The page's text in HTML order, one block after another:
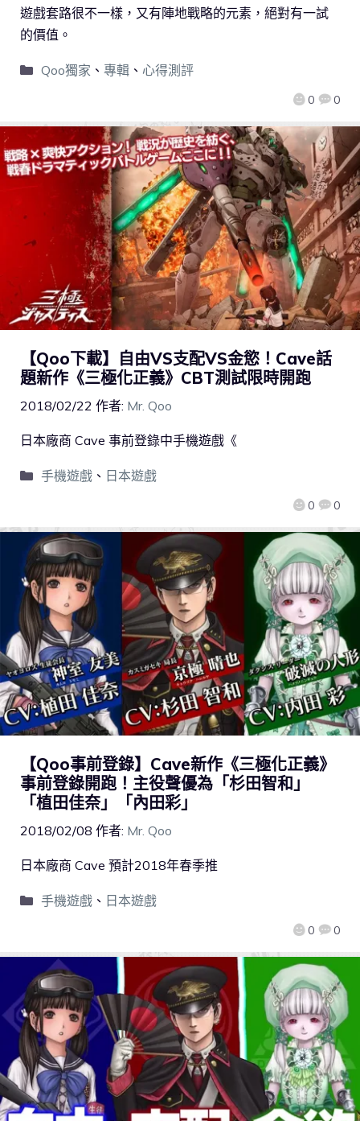
0 0
遊戲套路很不一樣，又有陣地戰略的元素，絕對有一試
的價值。
Qoo獨家 、 專輯、 心得測評
【Qoo下載】自由VS支配VS金慾！Cave話
題新作《三極化正義》CBT測試限時開跑
2018/02/22 作者: Mr. Qoo
0 0
日本廠商 Cave 事前登錄中手機遊戲《
手機遊戲、 日本遊戲
【Qoo事前登錄】Cave新作《三極化正義》
事前登錄開跑！主役聲優為「杉田智和」
「植田佳奈」「內田彩」
2018/02/08 作者: Mr. Qoo
0 0
日本廠商 Cave 預計2018年春季推
手機遊戲、 日本遊戲